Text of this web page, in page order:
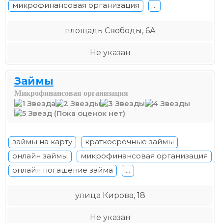
микрофинансовая организация
...
площадь Свободы, 6А
Не указан
Займы
Микрофинансовая организация
(Пока оценок нет)
займы на карту
краткосрочные займы
онлайн займы
микрофинансовая организация
онлайн погашение займа
...
улица Кирова, 18
Не указан